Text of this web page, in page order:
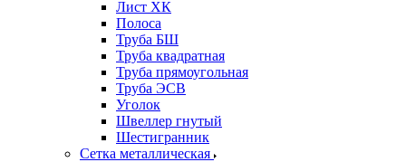
Лист ХК
Полоса
Труба БШ
Труба квадратная
Труба прямоугольная
Труба ЭСВ
Уголок
Швеллер гнутый
Шестигранник
Сетка металлическая